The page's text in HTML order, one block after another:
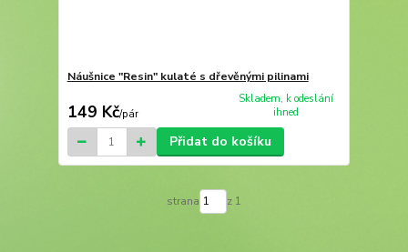
Náušnice "Resin" kulaté s dřevěnými pilinami
149 Kč/pár
Skladem, k odeslání
ihned
Přidat do košíku
strana z 1